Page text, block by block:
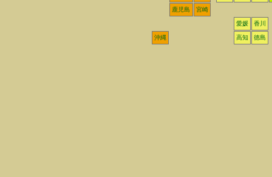
鹿児島 宮崎
愛媛 香川
沖縄 高知 徳島